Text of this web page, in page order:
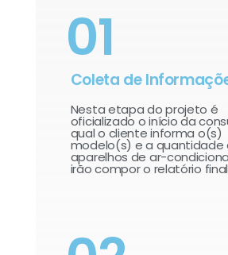
01
Coleta de
Nesta etapa do projeto é
oficializado o início da
qual o cliente informa o(s)
modelo(s) e a quantidade
aparelhos de ar-
irão compor o relatório